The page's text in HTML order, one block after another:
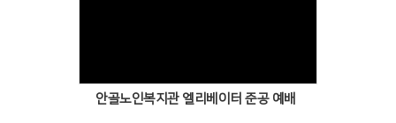
안골노인복지관 엘리베이터 준공 예배